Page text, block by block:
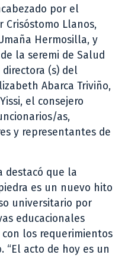
por el
Crisóstomo Llanos,
Hermosilla, y
la seremi de Salud
(s) del
Abarca Triviño,
el consejero
as,
y representantes de
destacó que la
es un nuevo hito
universitario por
educacionales
los requerimientos
“El acto de hoy es un